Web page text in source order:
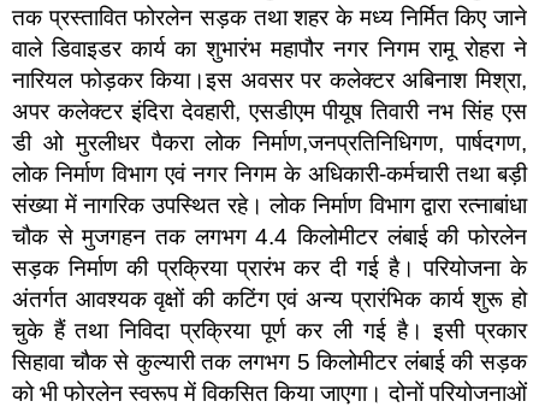
तक प्रस्तावित फोरलेन सड़क तथा शहर के मध्य निर्मित किए जाने
वाले डिवाइडर कार्य का शुभारंभ महापौर नगर निगम रामू रोहरा ने
नारियल फोड़कर किया।इस अवसर पर कलेक्टर अबिनाश मिश्रा,
अपर कलेक्टर इंदिरा देवहारी, एसडीएम पीयूष तिवारी नभ सिंह एस
डी ओ मुरलीधर पैकरा लोक निर्माण,जनप्रतिनिधिगण, पार्षदगण,
लोक निर्माण विभाग एवं नगर निगम के अधिकारी-कर्मचारी तथा बड़ी
संख्या में नागरिक उपस्थित रहे। लोक निर्माण विभाग द्वारा रत्नाबांधा
चौक से मुजगहन तक लगभग 4.4 किलोमीटर लंबाई की फोरलेन
सड़क निर्माण की प्रक्रिया प्रारंभ कर दी गई है। परियोजना के
अंतर्गत आवश्यक वृक्षों की कटिंग एवं अन्य प्रारंभिक कार्य शुरू हो
चुके हैं तथा निविदा प्रक्रिया पूर्ण कर ली गई है। इसी प्रकार
सिहावा चौक से कुल्यारी तक लगभग 5 किलोमीटर लंबाई की सड़क
को भी फोरलेन स्वरूप में विकसित किया जाएगा। दोनों परियोजनाओं